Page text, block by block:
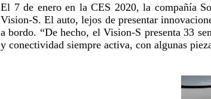
El 7 de enero en la CES 2020, la compañía
Vision-S. El auto, lejos de presentar
a bordo. “De hecho, el Vision-S presenta 33
y conectividad siempre activa, con algunas